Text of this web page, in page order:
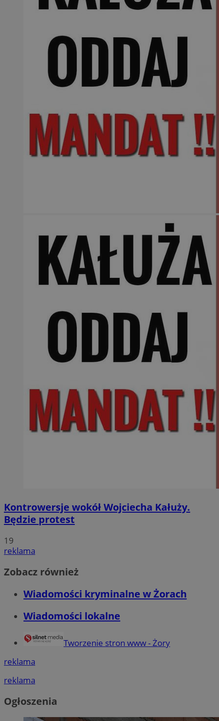
Kontrowersje wokół Wojciecha Kałuży.
Będzie protest
19
reklama
Zobacz również
Wiadomości kryminalne w Żorach
Wiadomości lokalne
Tworzenie stron www - Żory
reklama
reklama
Ogłoszenia